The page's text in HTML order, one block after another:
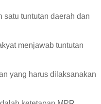
satu tuntutan daerah dan
menjawab tuntutan
yang harus dilaksanakan